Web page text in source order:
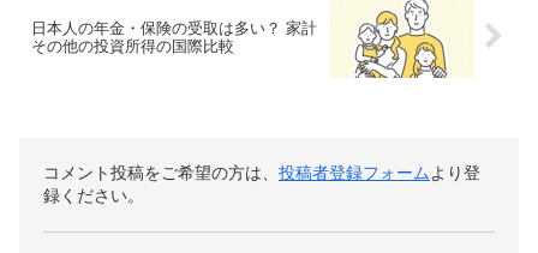
日本人の年金・保険の受取は多い？ 家計
その他の投資所得の国際比較
コメント投稿をご希望の方は、 投稿者登録フォーム より登
録ください。